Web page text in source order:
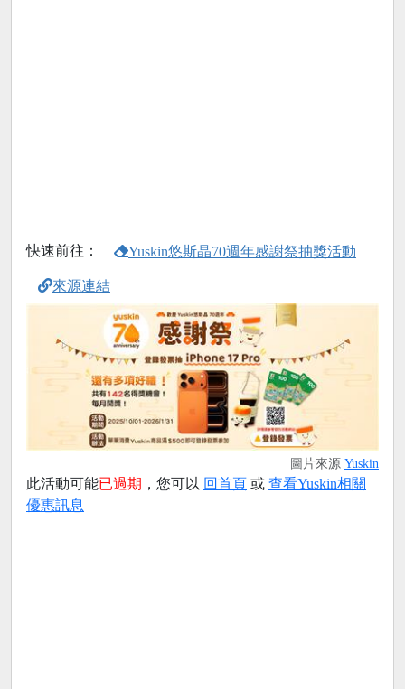
快速前往： Yuskin悠斯晶70週年感謝祭抽獎活動
來源連結
圖片來源 Yuskin
此活動可能已過期 ，您可以 回首頁 或 查看Yuskin相關
優惠訊息